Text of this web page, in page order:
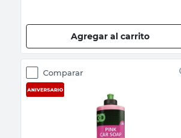
Agregar al carrito
Comparar